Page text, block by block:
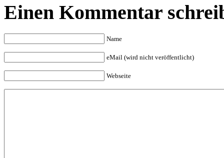
Einen Kommentar
Name
eMail (wird nicht veröffentlicht)
Webseite